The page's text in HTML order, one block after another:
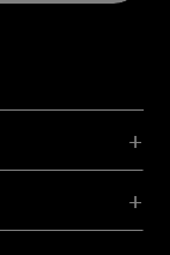
Kong
TikTok